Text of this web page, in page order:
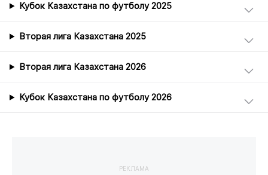
Кубок Казахстана по футболу 2025
Вторая лига Казахстана 2025
Вторая лига Казахстана 2026
Кубок Казахстана по футболу 2026
РЕКЛАМА